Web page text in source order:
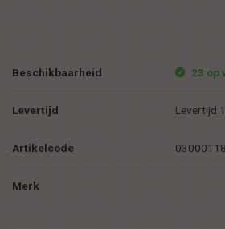
Beschikbaarheid 23 op
Levertijd Levertijd
Artikelcode
Merk